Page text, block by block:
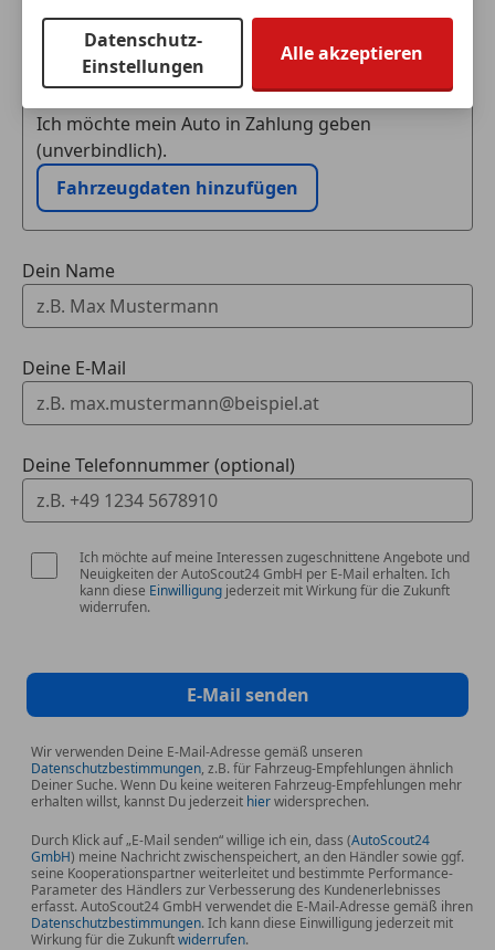
Eintauschwagen: Kaufen und verkaufen in nur einem
Ich möchte mein Auto in Zahlung geben
(unverbindlich).
Fahrzeugdaten hinzufügen
Dein Name
Deine E-Mail
Deine Telefonnummer (optional)
Ich möchte auf meine Interessen zugeschnittene Angebote und
Neuigkeiten der AutoScout24 GmbH per E-Mail erhalten. Ich
kann diese Einwilligung jederzeit mit Wirkung für die Zukunft
widerrufen.
E-Mail senden
Wir verwenden Deine E-Mail-Adresse gemäß unseren
Datenschutzbestimmungen, z.B. für Fahrzeug-Empfehlungen ähnlich
Deiner Suche. Wenn Du keine weiteren Fahrzeug-Empfehlungen mehr
erhalten willst, kannst Du jederzeit hierwidersprechen.
Durch Klick auf „E-Mail senden“ willige ich ein, dass (AutoScout24
GmbH) meine Nachricht zwischenspeichert, an den Händler sowie ggf.
seine Kooperationspartner weiterleitet und bestimmte Performance-
Parameter des Händlers zur Verbesserung des Kundenerlebnisses
erfasst. AutoScout24 GmbH verwendet die E-Mail-Adresse gemäß ihren
Datenschutzbestimmungen. Ich kann diese Einwilligung jederzeit mit
Wirkung für die Zukunftwiderrufen.
Datenschutz-
Einstellungen
Alle akzeptieren